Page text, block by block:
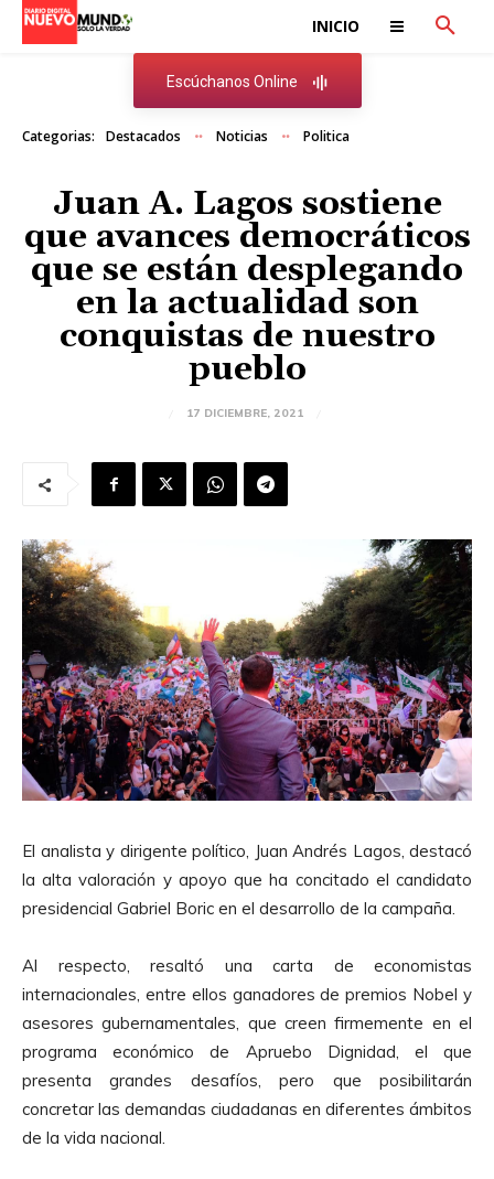
INICIO
Escúchanos Online
Categorias: Destacados Noticias Politica
Juan A. Lagos sostiene
que avances democráticos
que se están desplegando
en la actualidad son
conquistas de nuestro
pueblo
17 DICIEMBRE, 2021
El analista y dirigente político, Juan Andrés Lagos, destacó
la alta valoración y apoyo que ha concitado el candidato
presidencial Gabriel Boric en el desarrollo de la campaña.
Al respecto, resaltó una carta de economistas
internacionales, entre ellos ganadores de premios Nobel y
asesores gubernamentales, que creen firmemente en el
programa económico de Apruebo Dignidad, el que
presenta grandes desafíos, pero que posibilitarán
concretar las demandas ciudadanas en diferentes ámbitos
de la vida nacional.